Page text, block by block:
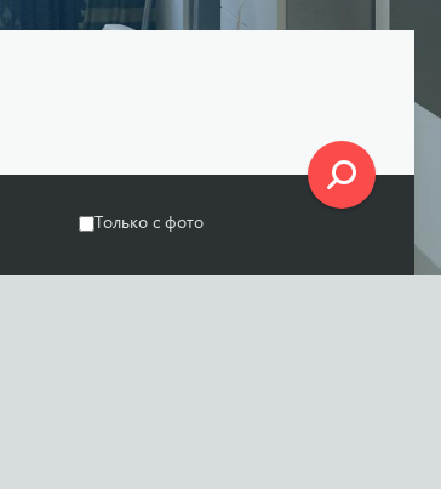
Только с фото